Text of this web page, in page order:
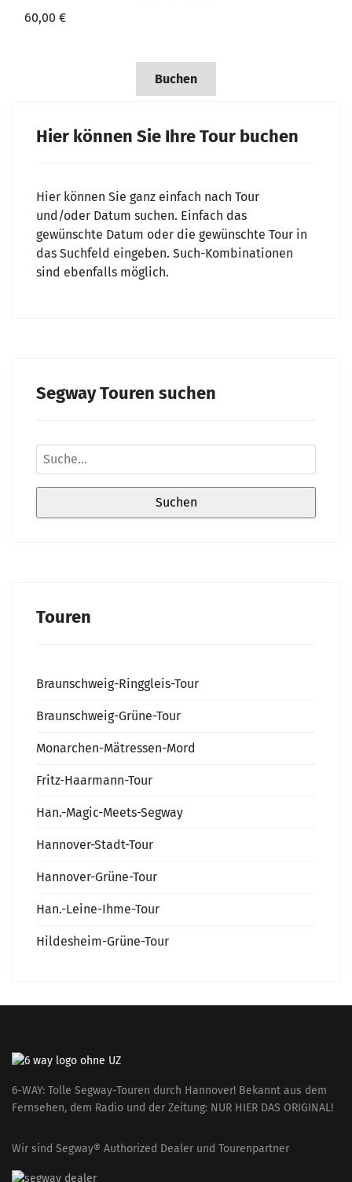
60,00 €
Buchen
Hier können Sie Ihre Tour buchen
Hier können Sie ganz einfach nach Tour
und/oder Datum suchen. Einfach das
gewünschte Datum oder die gewünschte Tour in
das Suchfeld eingeben. Such-Kombinationen
sind ebenfalls möglich.
Segway Touren suchen
Touren
Braunschweig-Ringgleis-Tour
Braunschweig-Grüne-Tour
Monarchen-Mätressen-Mord
Fritz-Haarmann-Tour
Han.-Magic-Meets-Segway
Hannover-Stadt-Tour
Hannover-Grüne-Tour
Han.-Leine-Ihme-Tour
Hildesheim-Grüne-Tour
6-WAY: Tolle Segway-Touren durch Hannover! Bekannt aus dem
Fernsehen, dem Radio und der Zeitung: NUR HIER DAS ORIGINAL!
Wir sind Segway® Authorized Dealer und Tourenpartner